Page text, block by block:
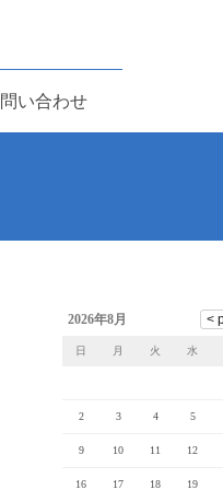
い合わせ
2026年8月
日 月 火 水
2 3 4 5
9 10 11 12
16 17 18 19